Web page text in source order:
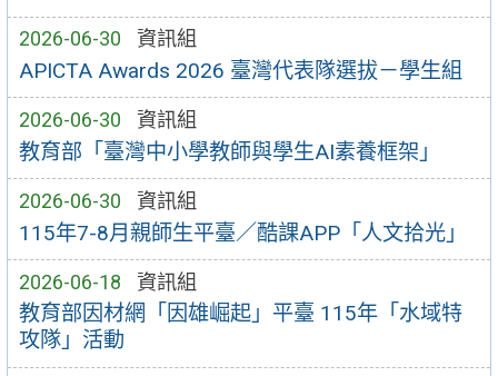
2026-06-30 資訊組
APICTA Awards 2026 臺灣代表隊選拔－學生組
2026-06-30 資訊組
教育部「臺灣中小學教師與學生AI素養框架」
2026-06-30 資訊組
115年7-8月親師生平臺／酷課APP「人文拾光」
2026-06-18 資訊組
教育部因材網「因雄崛起」平臺 115年「水域特
攻隊」活動